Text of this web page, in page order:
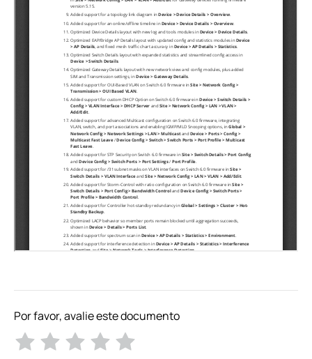
Por favor, avalie este documento